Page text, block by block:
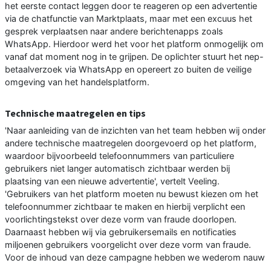
het eerste contact leggen door te reageren op een advertentie
via de chatfunctie van Marktplaats, maar met een excuus het
gesprek verplaatsen naar andere berichtenapps zoals
WhatsApp. Hierdoor werd het voor het platform onmogelijk om
vanaf dat moment nog in te grijpen. De oplichter stuurt het nep-
betaalverzoek via WhatsApp en opereert zo buiten de veilige
omgeving van het handelsplatform.
Technische maatregelen en tips
'Naar aanleiding van de inzichten van het team hebben wij onder
andere technische maatregelen doorgevoerd op het platform,
waardoor bijvoorbeeld telefoonnummers van particuliere
gebruikers niet langer automatisch zichtbaar werden bij
plaatsing van een nieuwe advertentie', vertelt Veeling.
'Gebruikers van het platform moeten nu bewust kiezen om het
telefoonnummer zichtbaar te maken en hierbij verplicht een
voorlichtingstekst over deze vorm van fraude doorlopen.
Daarnaast hebben wij via gebruikersemails en notificaties
miljoenen gebruikers voorgelicht over deze vorm van fraude.
Voor de inhoud van deze campagne hebben we wederom nauw